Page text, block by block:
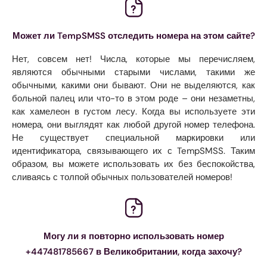
Может ли TempSMSS отследить номера на этом сайте?
Нет, совсем нет! Числа, которые мы перечисляем,
являются обычными старыми числами, такими же
обычными, какими они бывают. Они не выделяются, как
больной палец или что-то в этом роде – они незаметны,
как хамелеон в густом лесу. Когда вы используете эти
номера, они выглядят как любой другой номер телефона.
Не существует специальной маркировки или
идентификатора, связывающего их с TempSMSS. Таким
образом, вы можете использовать их без беспокойства,
сливаясь с толпой обычных пользователей номеров!
Могу ли я повторно использовать номер
+447481785667 в Великобритании, когда захочу?